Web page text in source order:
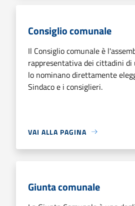
Consiglio comunale
Il Consiglio comunale è
rappresentativa dei cittadini di
lo nominano direttamente
Sindaco e i consiglieri.
VAI ALLA PAGINA
Giunta comunale